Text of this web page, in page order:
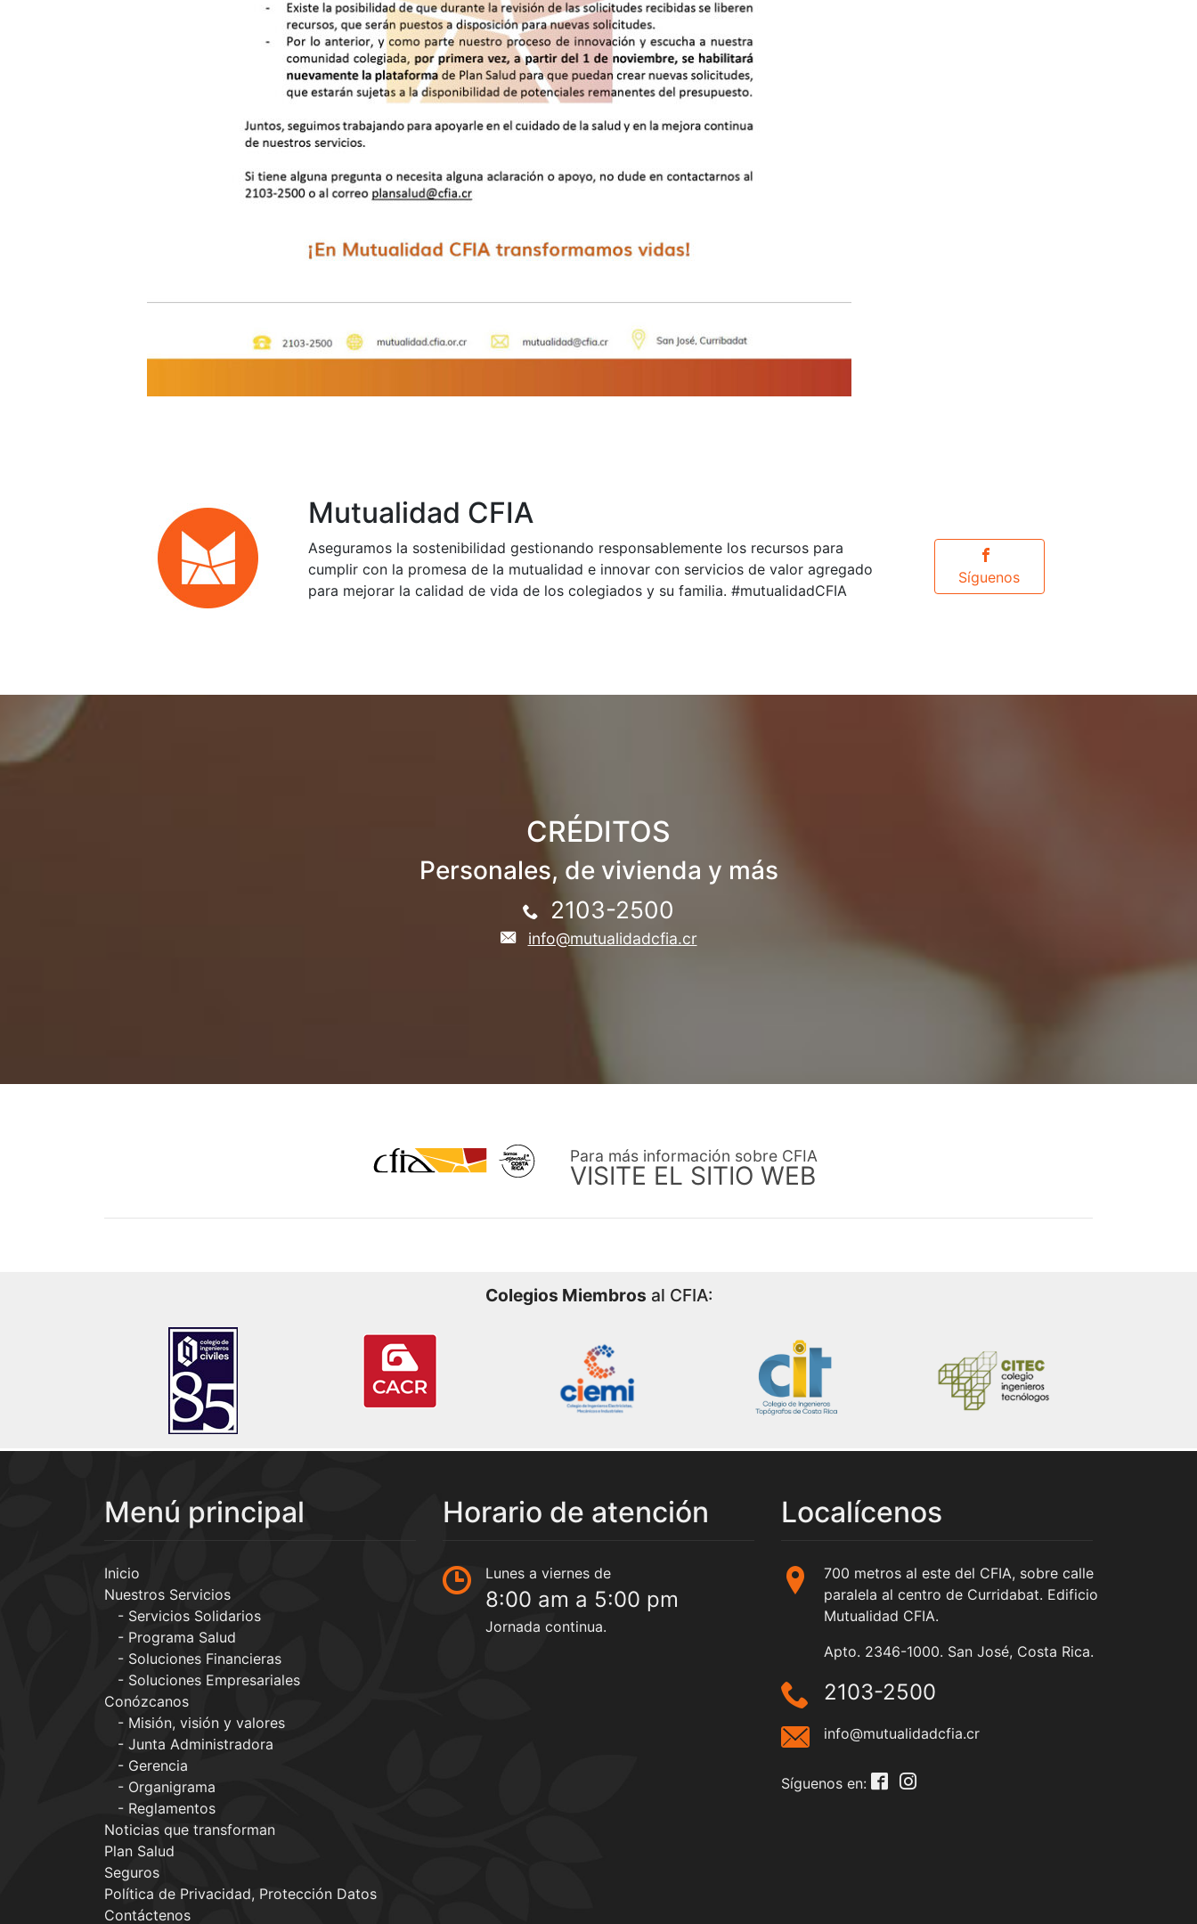
Mutualidad CFIA
Aseguramos la sostenibilidad gestionando responsablemente los recursos para
cumplir con la promesa de la mutualidad e innovar con servicios de valor agregado
para mejorar la calidad de vida de los colegiados y su familia. #mutualidadCFIA
Síguenos
CRÉDITOS
Personales, de vivienda y más
2103-2500
info@mutualidadcfia.cr
Para más información sobre CFIA
VISITE EL SITIO WEB
Colegios Miembros al CFIA:
Menú principal
Inicio
Nuestros Servicios
Servicios Solidarios
Programa Salud
Soluciones Financieras
Soluciones Empresariales
Conózcanos
Misión, visión y valores
Junta Administradora
Gerencia
Organigrama
Reglamentos
Noticias que transforman
Plan Salud
Seguros
Política de Privacidad, Protección Datos
Contáctenos
Horario de atención
Lunes a viernes de
8:00 am a 5:00 pm
Jornada continua.
Localícenos
700 metros al este del CFIA, sobre calle
paralela al centro de Curridabat. Edificio
Mutualidad CFIA.
Apto. 2346-1000. San José, Costa Rica.
2103-2500
info@mutualidadcfia.cr
Síguenos en: